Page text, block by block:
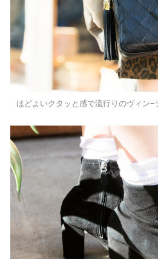
ほどよいクタッと感で流行りのヴィン−